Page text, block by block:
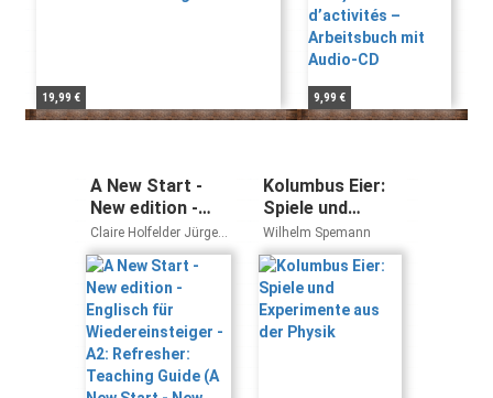
19,99 €
Véronique M. Kizirian
9,99 €
A New Start -
New edition -
Englisch für
Wiedereinsteiger
- A2: Refresher:
Teaching Guide
(A New Start -
New edition, A2:
Refresher)
Claire Holfelder Jürgen
Ettenauer
Kolumbus Eier:
Spiele und
Experimente aus
der Physik
Wilhelm Spemann